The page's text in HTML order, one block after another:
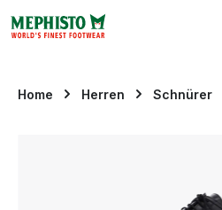
Zum Hauptinhalt springen
Home Herren Schnürer